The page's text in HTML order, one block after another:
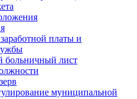
платы и
больничный лист
муниципальной